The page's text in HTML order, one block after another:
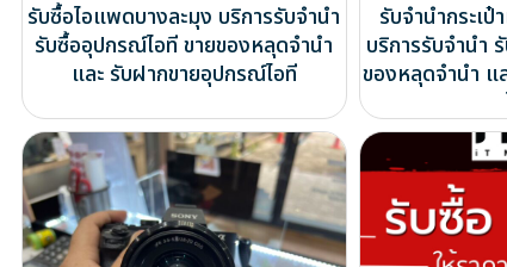
รับซื้อไอแพดบางละมุง บริการรับจำนำ
รับซื้ออุปกรณ์ไอที ขายของหลุดจำนำ
และ รับฝากขายอุปกรณ์ไอที
รับจำนำกระเ
บริการรับจำนำ
ของหลุดจำนำ แ